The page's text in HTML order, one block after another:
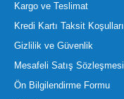
Kargo ve Teslimat
Kredi Kartı Taksit Koşulları
Gizlilik ve Güvenlik
Mesafeli Satış Sözleşmesi
Ön Bilgilendirme Formu